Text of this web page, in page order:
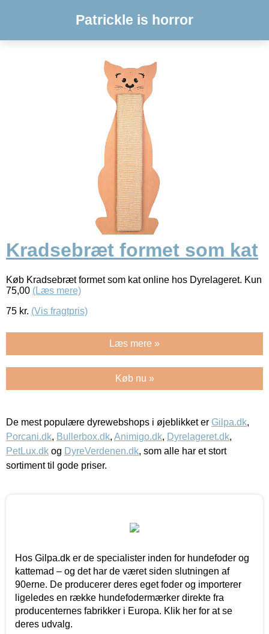
Patrickle is horror
Kradsebræt formet som kat
Køb Kradsebræt formet som kat online hos Dyrelageret. Kun
75,00 (Læs mere)
75 kr. (Vis fragtpris)
Læs mere »
Køb nu »
De mest populære dyrewebshops i øjeblikket er Gilpa.dk,
Porcani.dk, Bullerbox.dk, Animigo.dk, Dyrelageret.dk,
PetLux.dk og DyreVerdenen.dk, som alle har et stort
sortiment til gode priser.
Hos Gilpa.dk er de specialister inden for hundefoder og
kattemad – og det har de været siden slutningen af
90erne. De producerer deres eget foder og importerer
ligeledes en række hundefodermærker direkte fra
producenternes fabrikker i Europa. Klik her for at se
deres udvalg.